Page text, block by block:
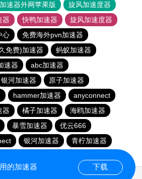
速器外网苹果版
旋风加速度器
器 快鸭加速器
旋风加速度器
心
免费海外pvn加速器
免费)加速器
蚂蚁加速器
速器
abc加速器
银河加速器
原子加速器
hammer加速器
anyconnect
器 橘子加速器
海鸥加速器
暴雪加速器
优云666
银河加速器
青柠加速器
的加速器 下载